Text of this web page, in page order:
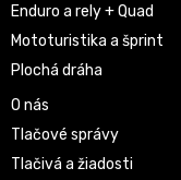
Enduro a rely + Quad
Mototuristika a šprint
Plochá dráha
O nás
Tlačové správy
Tlačivá a žiadosti